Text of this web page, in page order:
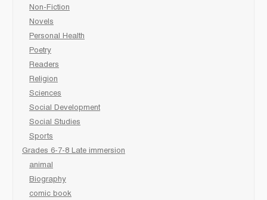
Non-Fiction
Novels
Personal Health
Poetry
Readers
Religion
Sciences
Social Development
Social Studies
Sports
Grades 6-7-8 Late immersion
animal
Biography
comic book